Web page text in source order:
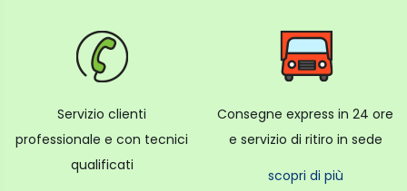
Servizio clienti
professionale e con tecnici
qualificati
Consegne express in 24 ore
e servizio di ritiro in sede
scopri di più